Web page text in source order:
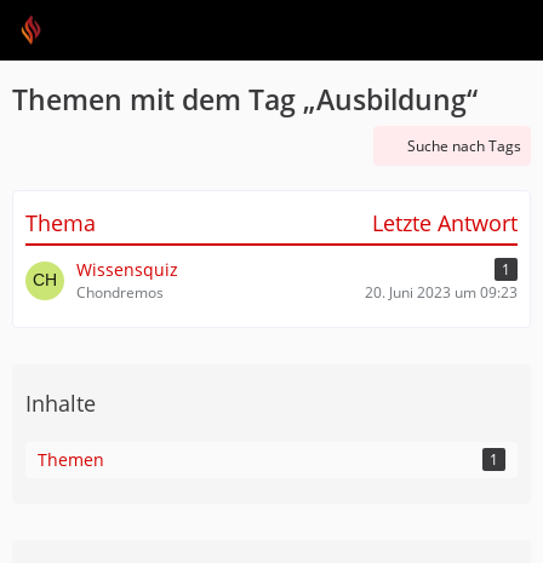
Themen mit dem Tag „Ausbildung“
Suche nach Tags
Thema Letzte Antwort
Wissensquiz
1
Chondremos
20. Juni 2023 um 09:23
Inhalte
Themen 1